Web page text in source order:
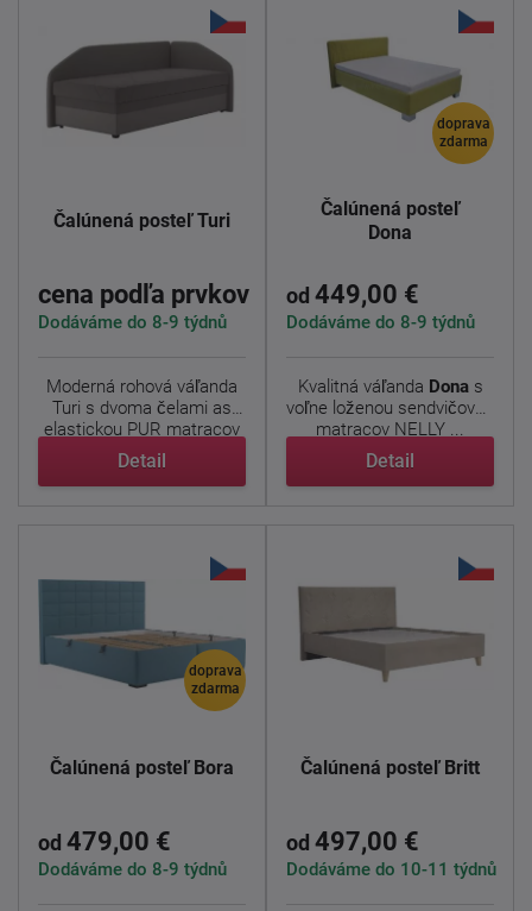
Čalúnená posteľ Turi
cena podľa prvkov
Dodáváme do 8-9 týdnů
Moderná rohová váľanda
Turi s dvoma čelami as
elastickou PUR matracov
...
Detail
doprava
zdarma
Čalúnená posteľ
Dona
od 449,00 €
Dodáváme do 8-9 týdnů
Kvalitná váľanda Donas
voľne loženou sendvičovou
matracov NELLY ...
Detail
doprava
zdarma
Čalúnená posteľ Bora
od 479,00 €
Dodáváme do 8-9 týdnů
Čalúnená posteľ Britt
od 497,00 €
Dodáváme do 10-11 týdnů